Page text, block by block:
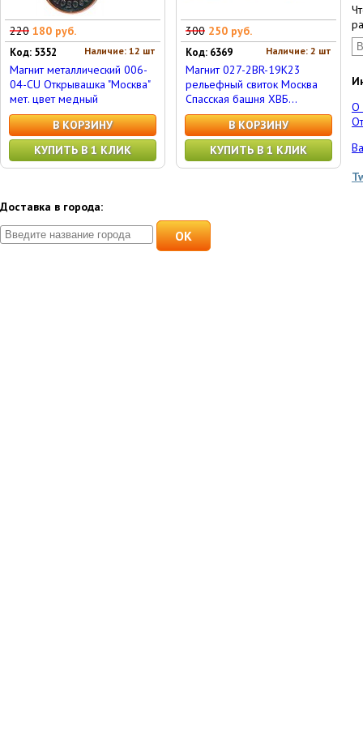
220 180 руб.
Наличие: 12 шт
Код: 5352
Магнит металлический 006-
04-CU Открывашка "Москва"
мет. цвет медный
В КОРЗИНУ
КУПИТЬ В 1 КЛИК
300 250 руб.
Наличие: 2 шт
Код: 6369
Магнит 027-2BR-19K23
рельефный свиток Москва
Спасская башня ХВБ...
В КОРЗИНУ
КУПИТЬ В 1 КЛИК
О
Доставка в города:
OK